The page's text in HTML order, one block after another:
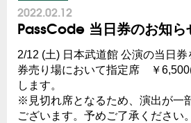
2022.02.12
PassCode 当日券のお知ら
2/12 (土) 日本武道館 公演の当日券
券売り場において指定席 ￥
します。
※見切れ席となるため、演出が一
ございます。予めご了承ください。